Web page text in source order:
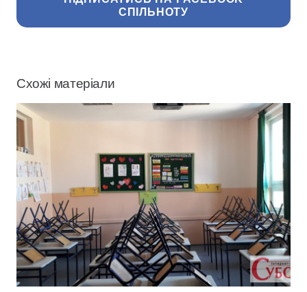
СПІЛЬНОТУ
Схожі матеріали